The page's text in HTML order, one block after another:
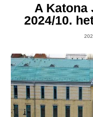
A Katona
2024/10.